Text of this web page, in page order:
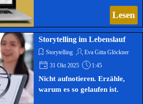
Lesen
Storytelling im Lebenslauf
Storytelling
Eva Gitta Glöckner
31 Okt 2025
1:45
Nicht aufnotieren. Erzähle,
warum es so gelaufen ist.